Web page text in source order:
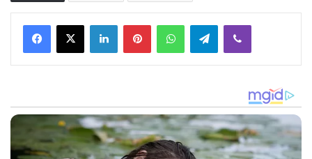
Facebook
X LinkedInPinterestWhatsAppTelegramViber